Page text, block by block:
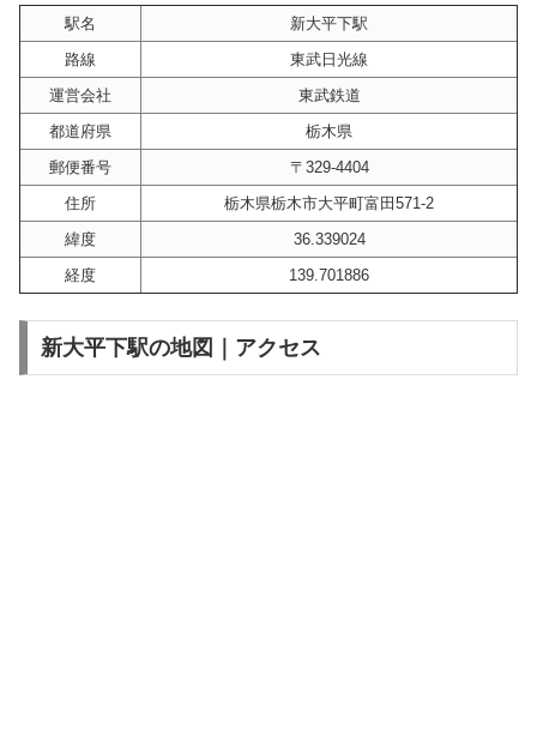
駅名
新大平下駅
路線
東武日光線
運営会社
東武鉄道
都道府県
栃木県
郵便番号
〒329-4404
住所
栃木県栃木市大平町富田571-2
緯度
36.339024
経度
139.701886
新大平下駅の地図｜アクセス